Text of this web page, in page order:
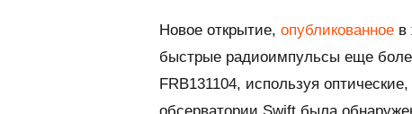
Новое открытие, опубликованное в
быстрые радиоимпульсы еще
FRB131104, используя
обсерватории Swift была